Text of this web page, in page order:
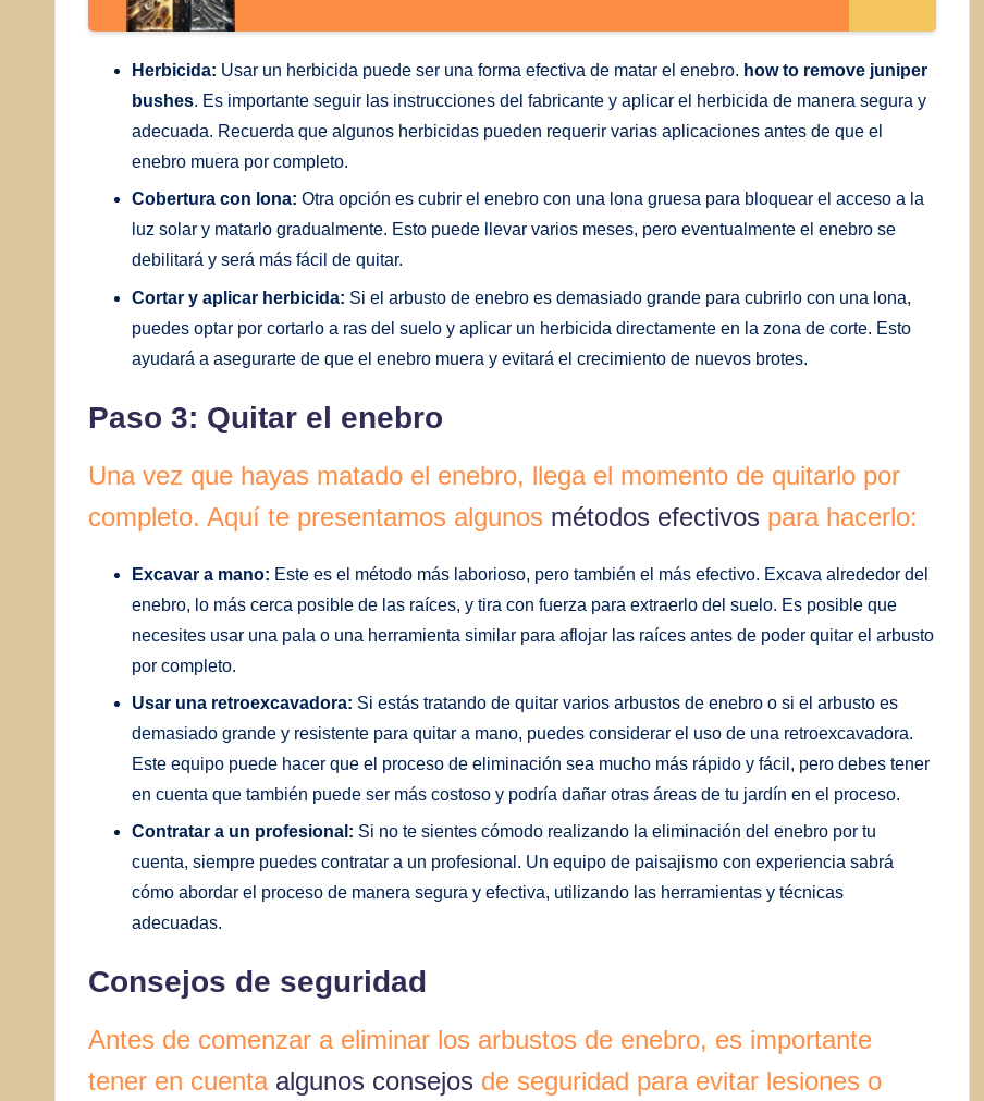
Herbicida: Usar un herbicida puede ser una forma efectiva de matar el enebro. how to remove juniper
bushes. Es importante seguir las instrucciones del fabricante y aplicar el herbicida de manera segura y
adecuada. Recuerda que algunos herbicidas pueden requerir varias aplicaciones antes de que el
enebro muera por completo.
Cobertura con lona: Otra opción es cubrir el enebro con una lona gruesa para bloquear el acceso a la
luz solar y matarlo gradualmente. Esto puede llevar varios meses, pero eventualmente el enebro se
debilitará y será más fácil de quitar.
Cortar y aplicar herbicida: Si el arbusto de enebro es demasiado grande para cubrirlo con una lona,
puedes optar por cortarlo a ras del suelo y aplicar un herbicida directamente en la zona de corte. Esto
ayudará a asegurarte de que el enebro muera y evitará el crecimiento de nuevos brotes.
Paso 3: Quitar el enebro
Una vez que hayas matado el enebro, llega el momento de quitarlo por
completo. Aquí te presentamos algunos métodos efectivos para hacerlo:
Excavar a mano: Este es el método más laborioso, pero también el más efectivo. Excava alrededor del
enebro, lo más cerca posible de las raíces, y tira con fuerza para extraerlo del suelo. Es posible que
necesites usar una pala o una herramienta similar para aflojar las raíces antes de poder quitar el arbusto
por completo.
Usar una retroexcavadora: Si estás tratando de quitar varios arbustos de enebro o si el arbusto es
demasiado grande y resistente para quitar a mano, puedes considerar el uso de una retroexcavadora.
Este equipo puede hacer que el proceso de eliminación sea mucho más rápido y fácil, pero debes tener
en cuenta que también puede ser más costoso y podría dañar otras áreas de tu jardín en el proceso.
Contratar a un profesional: Si no te sientes cómodo realizando la eliminación del enebro por tu
cuenta, siempre puedes contratar a un profesional. Un equipo de paisajismo con experiencia sabrá
cómo abordar el proceso de manera segura y efectiva, utilizando las herramientas y técnicas
adecuadas.
Consejos de seguridad
Antes de comenzar a eliminar los arbustos de enebro, es importante
tener en cuenta algunos consejos de seguridad para evitar lesiones o